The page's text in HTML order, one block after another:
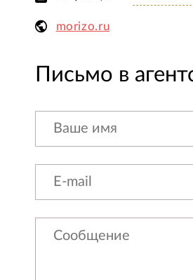
morizo.ru
Письмо в